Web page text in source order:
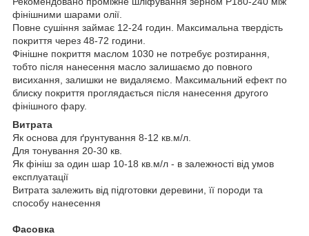
фінішними шарами олії.
Повне сушіння займає 12-24 годин. Максимальна твердість
покриття через 48-72 години.
Фінішне покриття маслом 1030 не потребує розтирання,
тобто після нанесення масло залишаємо до повного
висихання, залишки не видаляємо. Максимальний ефект по
блиску покриття проглядається після нанесення другого
фінішного фару.
Витрата
Як основа для ґрунтування 8-12 кв.м/л.
Для тонування 20-30 кв.
Як фініш за один шар 10-18 кв.м/л - в залежності від умов
експлуатації
Витрата залежить від підготовки деревини, її породи та
способу нанесення
Фасовка